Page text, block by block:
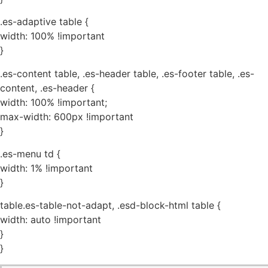
.es-adaptive table {
width: 100% !important
}
.es-content table, .es-header table, .es-footer table, .es-
content, .es-header {
width: 100% !important;
max-width: 600px !important
}
.es-menu td {
width: 1% !important
}
table.es-table-not-adapt, .esd-block-html table {
width: auto !important
}
}